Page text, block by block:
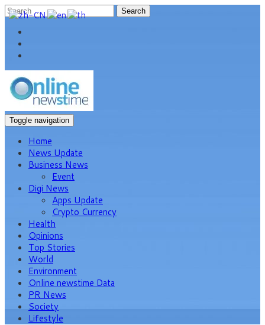
Search
Toggle navigation
Home
News Update
Business News
Event
Digi News
Apps Update
Crypto Currency
Health
Opinions
Top Stories
World
Environment
Online newstime Data
PR News
Society
Lifestyle